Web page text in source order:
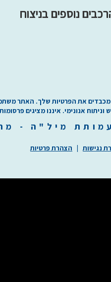
נוספים בניצוח
את הפרטיות שלך. האתר משתמש
וניתוח אנונימי. איננו מציגים
עמותת מיל"ה - מ
נגישות| הצהרת פרטיות